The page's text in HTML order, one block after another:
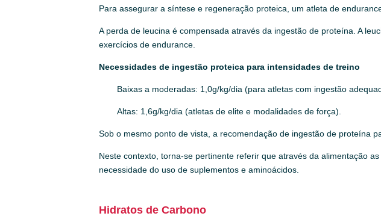
Para assegurar a síntese e regeneração proteica, um atleta de
A perda de leucina é compensada através da ingestão de proteína. A
exercícios de endurance.
Necessidades de ingestão proteica para intensidades de treino
Baixas a moderadas: 1,0g/kg/dia (para atletas com ingestão
Altas: 1,6g/kg/dia (atletas de elite e modalidades de força).
Sob o mesmo ponto de vista, a recomendação de ingestão de proteína
Neste contexto, torna-se pertinente referir que através da alimentação
necessidade do uso de suplementos e aminoácidos.
Hidratos de Carbono